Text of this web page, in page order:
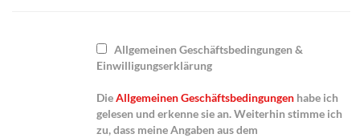
Allgemeinen Geschäftsbedingungen &
Einwilligungserklärung
DieAllgemeinen Geschäftsbedingungen habe ich
gelesen und erkenne sie an. Weiterhin stimme ich
zu, dass meine Angaben aus dem